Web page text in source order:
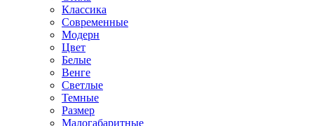
Классика
Современные
Модерн
Цвет
Белые
Венге
Светлые
Темные
Размер
Малогабаритные